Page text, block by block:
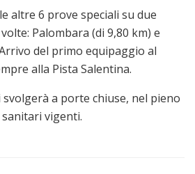
altre 6 prove speciali su due
Palombara (di 9,80 km) e
del primo equipaggio al
alla Pista Salentina.
a porte chiuse, nel pieno
vigenti.